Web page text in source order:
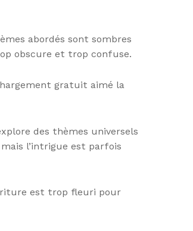
abordés sont sombres
obscure et trop confuse.
gratuit aimé la
des thèmes universels
l’intrigue est parfois
est trop fleuri pour